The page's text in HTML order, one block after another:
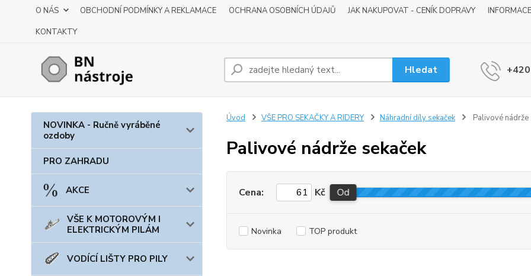
O NÁS OBCHODNÍ PODMÍNKY A REKLAMACE OCHRANA OSOBNÍCH ÚDAJŮ JAK NAKUPOVAT - CENÍK DOPRAVY
KONTAKTY
Hledat
NOVINKA - Ručně vyráběné
ozdoby
PRO ZAHRADU
AKCE
VŠE K MOTOROVÝM I
ELEKTRICKÝM PILÁM
VODÍCÍ LIŠTY PRO PILY
Úvod VŠE PRO SEKAČKY A RIDERY Náhradní díly sekaček Palivové nádrže
Palivové nádrže sekaček
Cena: Kč Od
Novinka TOP produkt